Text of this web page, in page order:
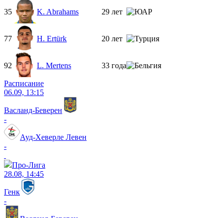
35 K. Abrahams 29 лет
77 H. Ertürk 20 лет
92 L. Mertens 33 года
Расписание
06.09, 13:15
Васланд-Беверен
-
Ауд-Хеверле Левен
-
Про-Лига
28.08, 14:45
Генк
-